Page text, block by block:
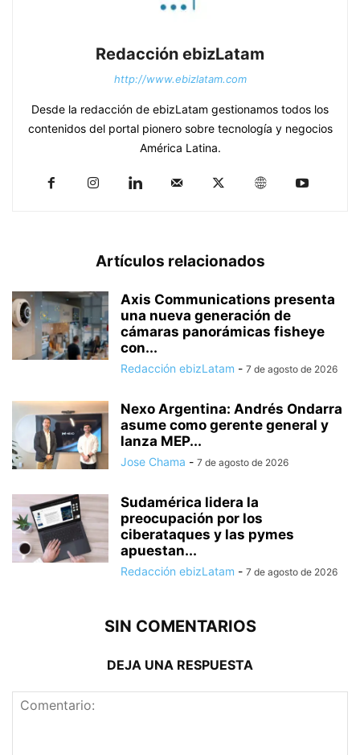
Redacción ebizLatam
http://www.ebizlatam.com
Desde la redacción de ebizLatam gestionamos todos los
contenidos del portal pionero sobre tecnología y negocios
América Latina.
Artículos relacionados
Axis Communications presenta
una nueva generación de
cámaras panorámicas fisheye
con...
Redacción ebizLatam - 7 de agosto de 2026
Nexo Argentina: Andrés Ondarra
asume como gerente general y
lanza MEP...
Jose Chama - 7 de agosto de 2026
Sudamérica lidera la
preocupación por los
ciberataques y las pymes
apuestan...
Redacción ebizLatam - 7 de agosto de 2026
SIN COMENTARIOS
DEJA UNA RESPUESTA